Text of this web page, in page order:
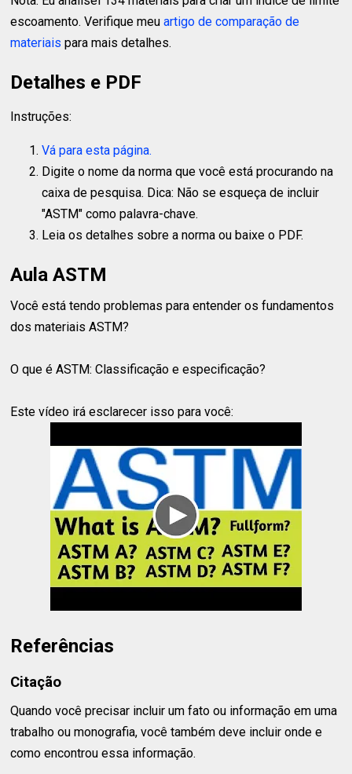
escoamento. Verifique meuartigo de comparação de
materiais para mais detalhes.
Detalhes e PDF
Instruções:
Vá para esta página.
Digite o nome da norma que você está procurando na
caixa de pesquisa. Dica: Não se esqueça de incluir
"ASTM" como palavra-chave.
Leia os detalhes sobre a norma ou baixe o PDF.
Aula ASTM
Você está tendo problemas para entender os fundamentos
dos materiais ASTM?
O que é ASTM: Classificação e especificação?
Este vídeo irá esclarecer isso para você:
Referências
Citação
Quando você precisar incluir um fato ou informação em uma
trabalho ou monografia, você também deve incluir onde e
como encontrou essa informação.